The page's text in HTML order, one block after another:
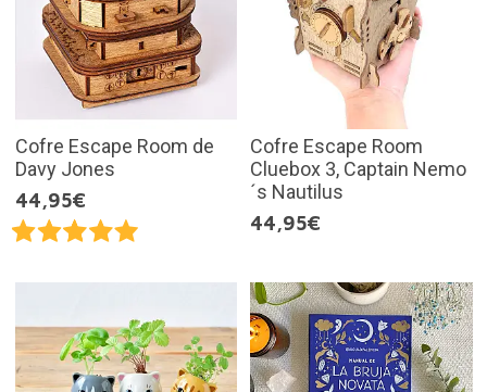
Cofre Escape Room de
Davy Jones
44,95€
Cofre Escape Room
Cluebox 3, Captain Nemo
´s Nautilus
44,95€